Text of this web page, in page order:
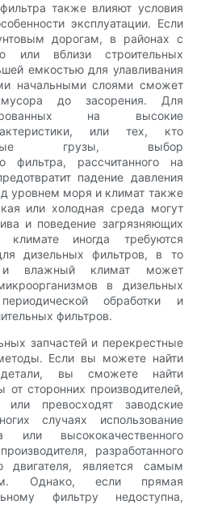
также влияют условия
эксплуатации. Если
дорогам, в районах с
или вблизи строительных
емкостью для улавливания
начальными слоями сможет
до засорения. Для
на высокие
или тех, кто
грузы, выбор
фильтра, рассчитанного на
падение давления
уровнем моря и климат также
или холодная среда могут
и поведение загрязняющих
иногда требуются
дизельных фильтров, в то
влажный климат может
в дизельных
обработки и
фильтров.
запчастей и перекрестные
Если вы можете найти
вы сможете найти
от сторонних производителей,
или превосходят заводские
случаях использование
или высококачественного
разработанного
двигателя, является самым
Однако, если прямая
фильтру недоступна,